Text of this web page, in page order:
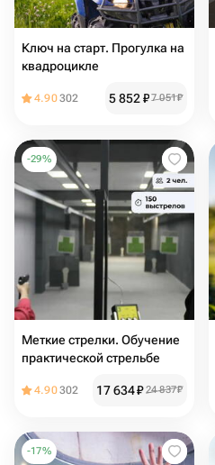
Ключ на старт. Прогулка на
квадроцикле
4.90302 5 852₽7 051₽
-29%
Меткие стрелки. Обучение
практической стрельбе
4.90302 17 634₽ 24 837₽
-17%